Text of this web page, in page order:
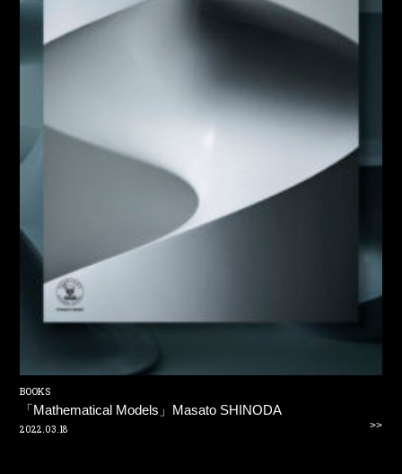
BOOKS
「Mathematical Models」Masato SHINODA
2022.03.18 >>